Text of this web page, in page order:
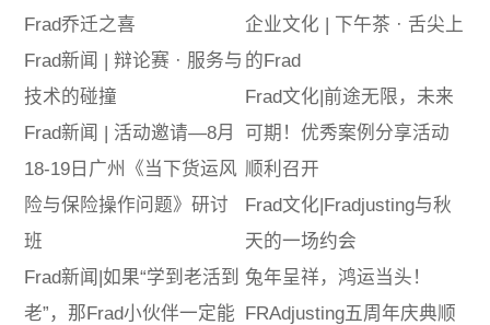
Frad乔迁之喜
Frad新闻 | 辩论赛 · 服务与
技术的碰撞
Frad新闻 | 活动邀请—8月
18-19日广州《当下货运风
险与保险操作问题》研讨
班
Frad新闻|如果“学到老活到
老”，那Frad小伙伴一定能
企业文化 | 下午茶 · 舌尖上
的Frad
Frad文化|前途无限，未来
可期！优秀案例分享活动
顺利召开
Frad文化|Fradjusting与秋
天的一场约会
兔年呈祥，鸿运当头！
FRAdjusting五周年庆典顺